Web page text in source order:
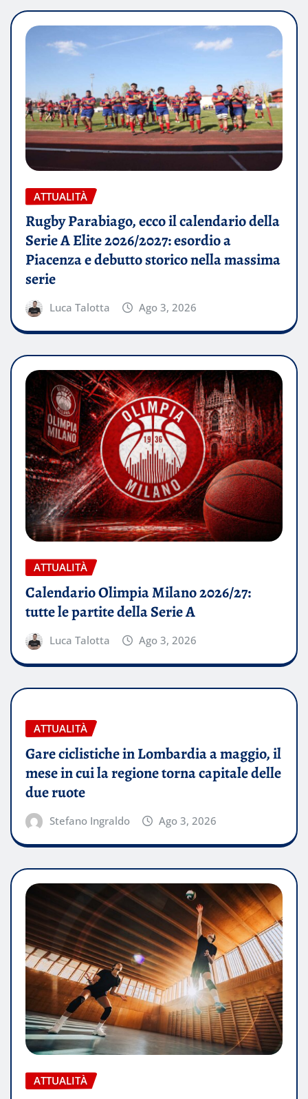
ATTUALITÀ
Rugby Parabiago, ecco il calendario della
Serie A Elite 2026/2027: esordio a
Piacenza e debutto storico nella massima
serie
Luca Talotta Ago 3, 2026
ATTUALITÀ
Calendario Olimpia Milano 2026/27:
tutte le partite della Serie A
Luca Talotta Ago 3, 2026
ATTUALITÀ
Gare ciclistiche in Lombardia a maggio, il
mese in cui la regione torna capitale delle
due ruote
Stefano Ingraldo Ago 3, 2026
ATTUALITÀ